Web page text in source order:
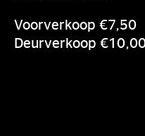
Voorverkoop €7,50
Deurverkoop